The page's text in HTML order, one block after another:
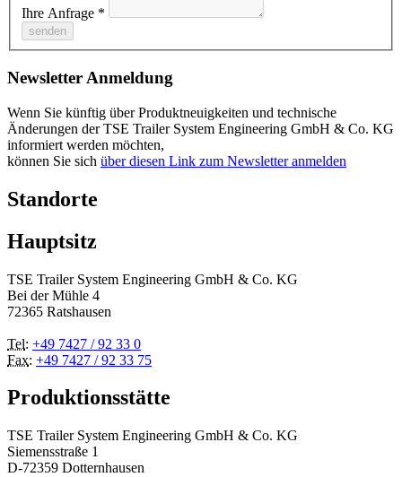
Ihre Anfrage *
senden
Newsletter Anmeldung
Wenn Sie künftig über Produktneuigkeiten und technische
Änderungen der TSE Trailer System Engineering GmbH & Co. KG
informiert werden möchten,
können Sie sich über diesen Link zum Newsletter anmelden
Standorte
Hauptsitz
TSE Trailer System Engineering GmbH & Co. KG
Bei der Mühle 4
72365 Ratshausen
Tel: +49 7427 / 92 33 0
Fax: +49 7427 / 92 33 75
Produktionsstätte
TSE Trailer System Engineering GmbH & Co. KG
Siemensstraße 1
D-72359 Dotternhausen